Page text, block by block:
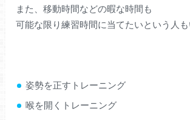
また、移動時間などの暇な時間も
可能な限り練習時間に当てたいという人も
姿勢を正すトレーニング
喉を開くトレーニング